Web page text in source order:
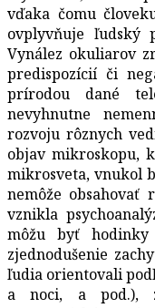
vďaka čomu
ovplyvňuje ľudský
Vynález okuliarov
predispozícií či
prírodou dané
nevyhnutne
rozvoju rôznych
objav mikroskopu,
mikrosveta, vnukol
nemôže obsahovať
vznikla
môžu byť
zjednodušenie
ľudia orientovali
a noci, a pod.),